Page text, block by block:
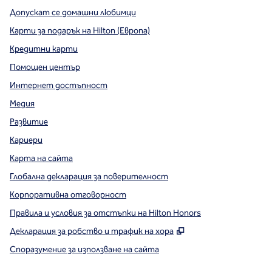
Допускат се домашни любимци
Карти за подарък на Hilton (Европа)
Кредитни карти
Помощен център
Интернет достъпност
Медия
Развитие
Кариери
Карта на сайта
Глобална декларация за поверителност
Корпоративна отговорност
Правила и условия за отстъпки на Hilton Honors
Декларация за робство и трафик на хора
,
Споразумение за използване на сайта